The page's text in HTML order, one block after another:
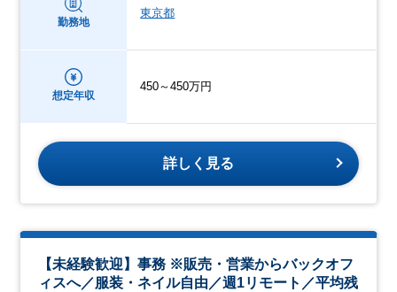
勤務地
東京都
想定年収
450～450万円
詳しく見る
【未経験歓迎】事務 ※販売・営業からバックオフ
ィスへ／服装・ネイル自由／週1リモート／平均残